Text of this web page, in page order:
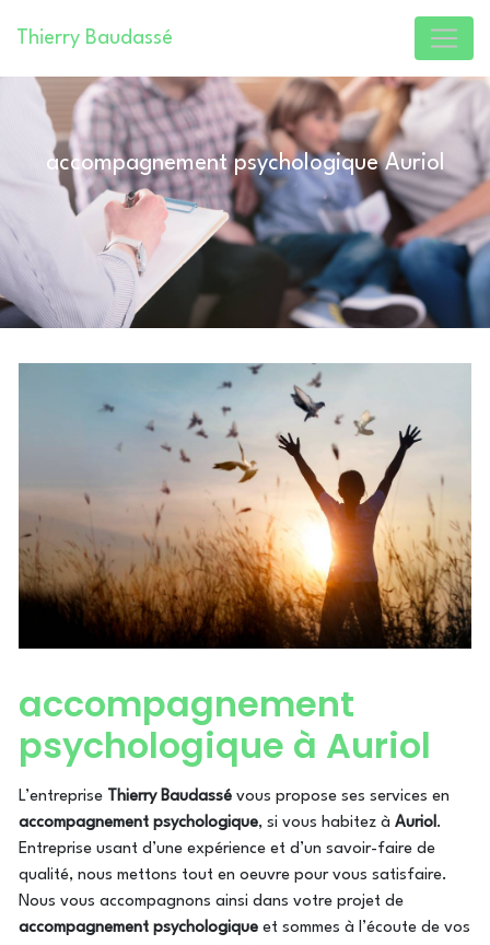
Thierry Baudassé
accompagnement psychologique Auriol
accompagnement
psychologique à Auriol
L’entreprise Thierry Baudassé vous propose ses services en
accompagnement psychologique, si vous habitez à Auriol.
Entreprise usant d’une expérience et d’un savoir-faire de
qualité, nous mettons tout en oeuvre pour vous satisfaire.
Nous vous accompagnons ainsi dans votre projet de
accompagnement psychologique et sommes à l’écoute de vos